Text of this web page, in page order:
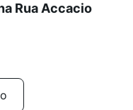
Rua Accacio